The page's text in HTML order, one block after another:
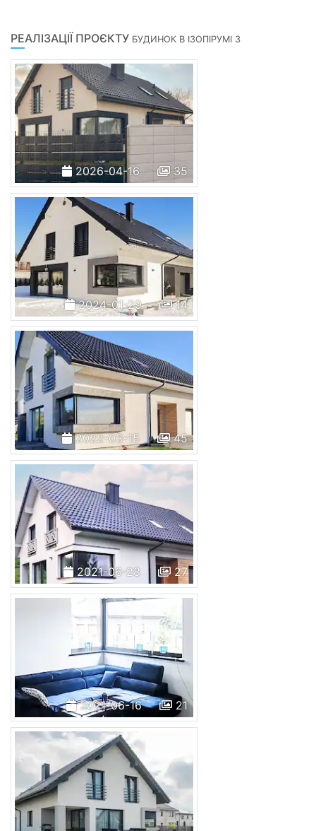
РЕАЛІЗАЦІЇ ПРОЄКТУ БУДИНОК В ІЗОПІРУМІ 3
2026-04-16 35
2024-01-29 14
2022-03-15 45
2021-06-28 27
2021-06-16 21